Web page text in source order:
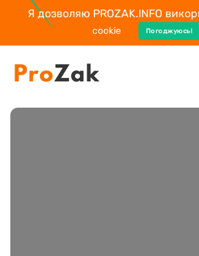
Я дозволяю PROZAK.INFO
cookie Погоджуюсь!